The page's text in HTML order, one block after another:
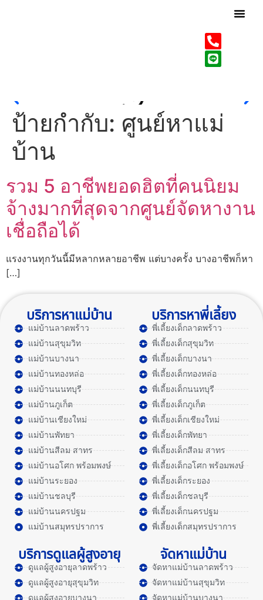
ป้ายกำกับ: ศูนย์หาแม่
บ้าน
รวม 5 อาชีพยอดฮิตที่คนนิยม
จ้างมากที่สุดจากศูนย์จัดหางาน
เชื่อถือได้
แรงงานทุกวันนี้มีหลากหลายอาชีพ แต่บางครั้ง บางอาชีพก็หา
[…]
บริการหาแม่บ้าน
แม่บ้านลาดพร้าว
แม่บ้านสุขุมวิท
แม่บ้านบางนา
แม่บ้านทองหล่อ
แม่บ้านนนทบุรี
แม่บ้านภูเก็ต
แม่บ้านเชียงใหม่
แม่บ้านพัทยา
แม่บ้านสีลม สาทร
แม่บ้านอโศก พร้อมพงษ์
แม่บ้านระยอง
แม่บ้านชลบุรี
แม่บ้านนครปฐม
แม่บ้านสมุทรปราการ
บริการหาพี่เลี้ยง
พี่เลี้ยงเด็กลาดพร้าว
พี่เลี้ยงเด็กสุขุมวิท
พี่เลี้ยงเด็กบางนา
พี่เลี้ยงเด็กทองหล่อ
พี่เลี้ยงเด็กนนทบุรี
พี่เลี้ยงเด็กภูเก็ต
พี่เลี้ยงเด็กเชียงใหม่
พี่เลี้ยงเด็กพัทยา
พี่เลี้ยงเด็กสีลม สาทร
พี่เลี้ยงเด็กอโศก พร้อมพงษ์
พี่เลี้ยงเด็กระยอง
พี่เลี้ยงเด็กชลบุรี
พี่เลี้ยงเด็กนครปฐม
พี่เลี้ยงเด็กสมุทรปราการ
บริการดูแลผู้สูงอายุ
ดูแลผู้สูงอายุลาดพร้าว
ดูแลผู้สูงอายุสุขุมวิท
ดูแลผู้สูงอายุบางนา
จัดหาแม่บ้าน
จัดหาแม่บ้านลาดพร้าว
จัดหาแม่บ้านสุขุมวิท
จัดหาแม่บ้านบางนา